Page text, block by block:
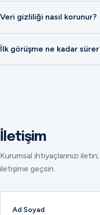
Veri gizliliği nasıl korunur?
İlk görüşme ne kadar
İletişim
Kurumsal ihtiyaçlarınızı
iletişime geçsin.
Ad Soyad